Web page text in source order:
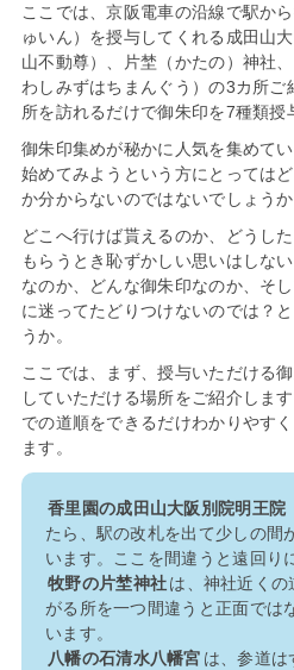
ここでは、京阪電車の沿線で駅か
ゅいん）を授与してくれる成田山
山不動尊）、片埜（かたの）神社
わしみずはちまんぐう）の3カ所ご
所を訪れるだけで御朱印を7種類授
御朱印集めが秘かに人気を集めて
始めてみようという方にとっては
か分からないのではないでしょうか
どこへ行けば貰えるのか、どうし
もらうとき恥ずかしい思いはしな
なのか、どんな御朱印なのか、そ
に迷ってたどりつけないのでは？
うか。
ここでは、まず、授与いただける
していただける場所をご紹介しま
での道順をできるだけわかりやす
ます。
香里園の成田山大阪別院明王院
たら、駅の改札を出て少しの間
います。ここを間違うと遠回り
牧野の片埜神社は、神社近くの
がる所を一つ間違うと正面では
います。
八幡の石清水八幡宮 は、参道は